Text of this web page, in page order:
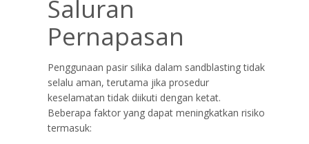
Saluran
Pernapasan
Penggunaan pasir silika dalam sandblasting tidak
selalu aman, terutama jika prosedur
keselamatan tidak diikuti dengan ketat.
Beberapa faktor yang dapat meningkatkan risiko
termasuk: